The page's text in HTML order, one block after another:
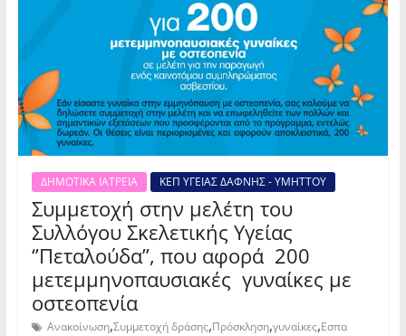
ΔΗΜΟΤΙΚΑ ΙΑΤΡΕΙΑ ΚΕΠ ΥΓΕΙΑΣ ΔΑΦΝΗΣ - ΥΜΗΤΤΟΥ
Συμμετοχή στην μελέτη του
Συλλόγου Σκελετικής Υγείας
‘’Πεταλούδα’’, που αφορά 200
μετεμμηνοπαυσιακές γυναίκες με
οστεοπενία
Ανακοίνωση,Συμμετοχή δράσης,Πρόσκληση,γυναίκες,Εσπα